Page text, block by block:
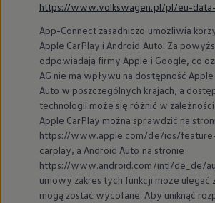
https://www.volkswagen.pl/pl/eu-
App-Connect zasadniczo umożliwia
Apple CarPlay i Android Auto. Za
odpowiadają firmy Apple i Google, co
AG nie ma wpływu na dostępność
Auto w poszczególnych krajach, a
technologii może się różnić w
Apple CarPlay można sprawdzić na
https://www.apple.com/de/ios/
carplay, a Android Auto na stronie
https://www.android.com/intl/de_de/
umowy zakres tych funkcji może ulegać
mogą zostać wycofane. Aby uniknąć